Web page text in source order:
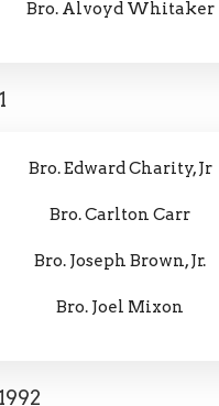
Bro. Alvoyd Whitaker
Bro. Edward Charity, Jr
Bro. Carlton Carr
Bro. Joseph Brown, Jr.
Bro. Joel Mixon